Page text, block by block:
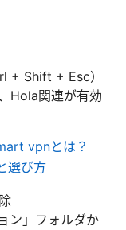
+ Shift + Esc）
Hola関連が有効
vpnとは？
選び方
ン」フォルダか